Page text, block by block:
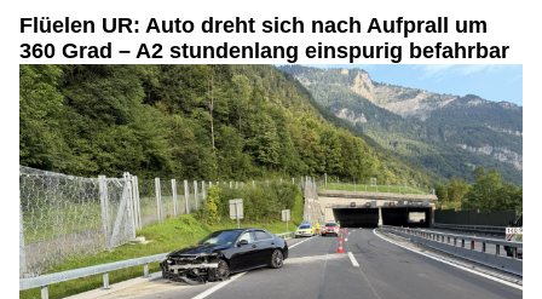
Flüelen UR: Auto dreht sich nach Aufprall um
360 Grad – A2 stundenlang einspurig befahrbar